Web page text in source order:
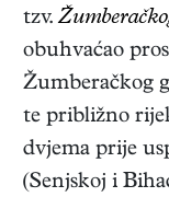
tzv.
obuhvaćao
Žumberačkog
te približno
dvjema prije
(Senjskoj i